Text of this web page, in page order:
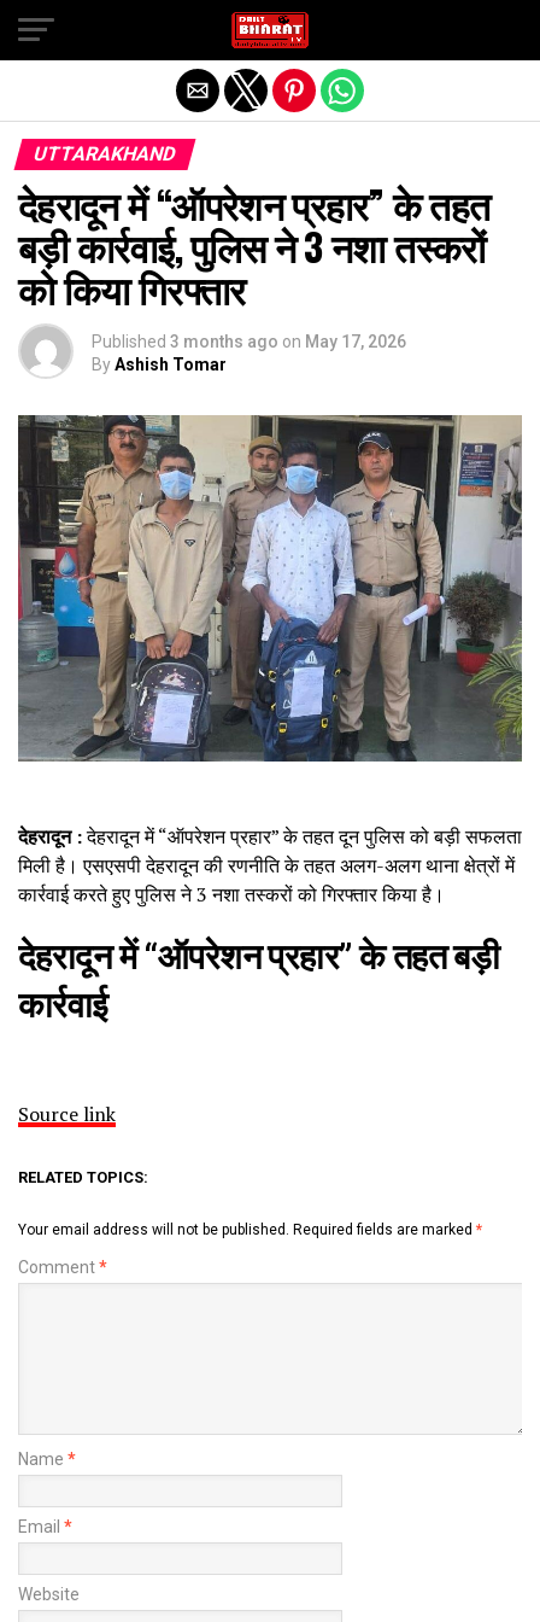
UTTARAKHAND
देहरादून में “ऑपरेशन प्रहार” के तहत
बड़ी कार्रवाई, पुलिस ने 3 नशा तस्करों
को किया गिरफ्तार
Published 3 months ago on May 17, 2026
ByAshish Tomar
देहरादून :देहरादून में “ऑपरेशन प्रहार” के तहत दून पुलिस को बड़ी सफलता
मिली है। एसएसपी देहरादून की रणनीति के तहत अलग-अलग थाना क्षेत्रों में
कार्रवाई करते हुए पुलिस ने 3 नशा तस्करों को गिरफ्तार किया है।
देहरादून में “ऑपरेशन प्रहार” के तहत बड़ी
कार्रवाई
Source link
RELATED TOPICS:
Your email address will not be published. Required fields are marked *
Comment*
Name *
Email *
Website
Exit mobile version